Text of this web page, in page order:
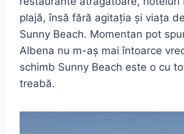
plajă, însă fără agitația și viața
Sunny Beach. Momentan pot
Albena nu m-aș mai întoarce
schimb Sunny Beach este o cu
treabă.